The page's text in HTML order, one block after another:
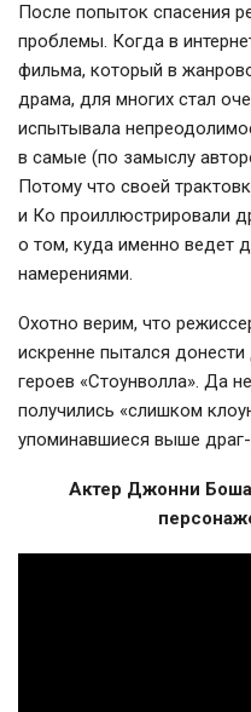
После попыток спасения
проблемы. Когда в
фильма, который в
драма, для многих стал
испытывала
в самые (по замыслу
Потому что своей
и Ко проиллюстрировали
о том, куда именно ведет
намерениями.
Охотно верим, что
искренне пытался
героев «Стоунволла». Да
получились «слишком
упоминавшиеся выше
Актер Джонни